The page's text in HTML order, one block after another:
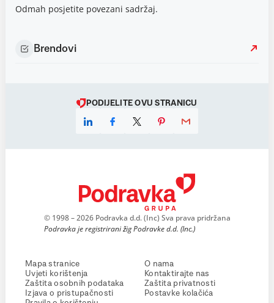
Odmah posjetite povezani sadržaj.
Brendovi
PODIJELITE OVU STRANICU
© 1998 – 2026 Podravka d.d. (Inc) Sva prava pridržana
Podravka je registrirani žig Podravke d.d. (Inc.)
Mapa stranice
Uvjeti korištenja
Zaštita osobnih podataka
Izjava o pristupačnosti
O nama
Kontaktirajte nas
Zaštita privatnosti
Postavke kolačića